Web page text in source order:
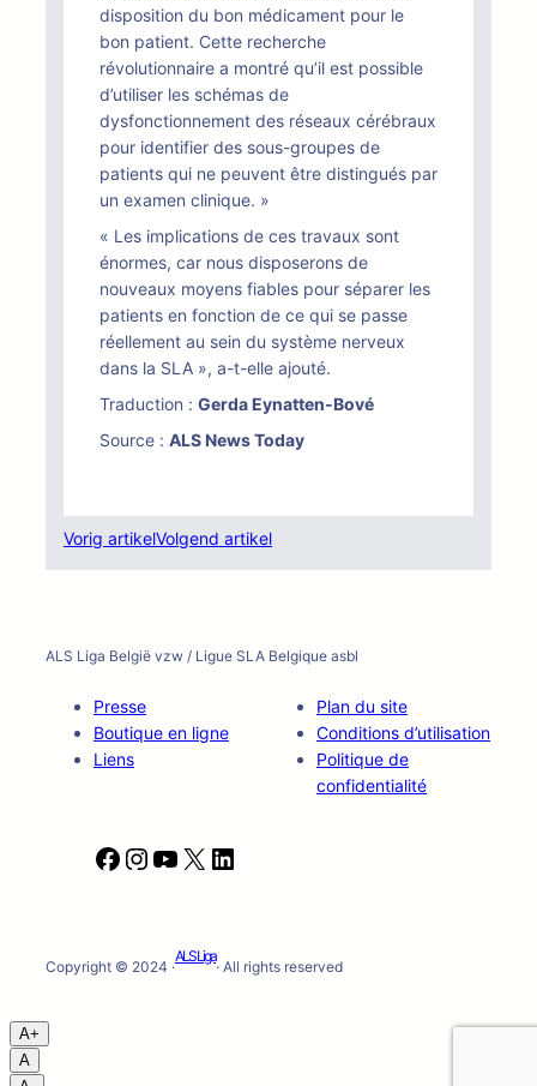
disposition du bon médicament pour le
bon patient. Cette recherche
révolutionnaire a montré qu’il est possible
d’utiliser les schémas de
dysfonctionnement des réseaux cérébraux
pour identifier des sous-groupes de
patients qui ne peuvent être distingués par
un examen clinique. »
« Les implications de ces travaux sont
énormes, car nous disposerons de
nouveaux moyens fiables pour séparer les
patients en fonction de ce qui se passe
réellement au sein du système nerveux
dans la SLA », a-t-elle ajouté.
Traduction : Gerda Eynatten-Bové
Source : ALS News Today
Vorig artikelVolgend artikel
ALS Liga België vzw / Ligue SLA Belgique asbl
Presse
Boutique en ligne
Liens
Plan du site
Conditions d’utilisation
Politique de
confidentialité
F
b
I
a
Y
u
X
e
Copyright © 2024 ·
ALS Liga
· All rights reserved
A+
A